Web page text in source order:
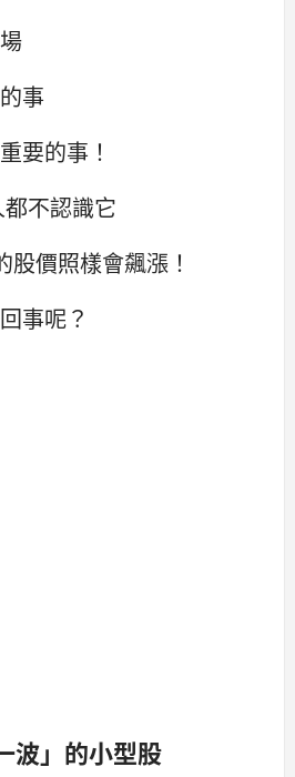
事
要的事！
不認識它
股價照樣會飆漲！
事呢？
波」的小型股